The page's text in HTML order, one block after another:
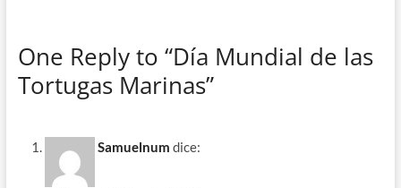
One Reply to “Día Mundial de las
Tortugas Marinas”
Samuelnum dice: